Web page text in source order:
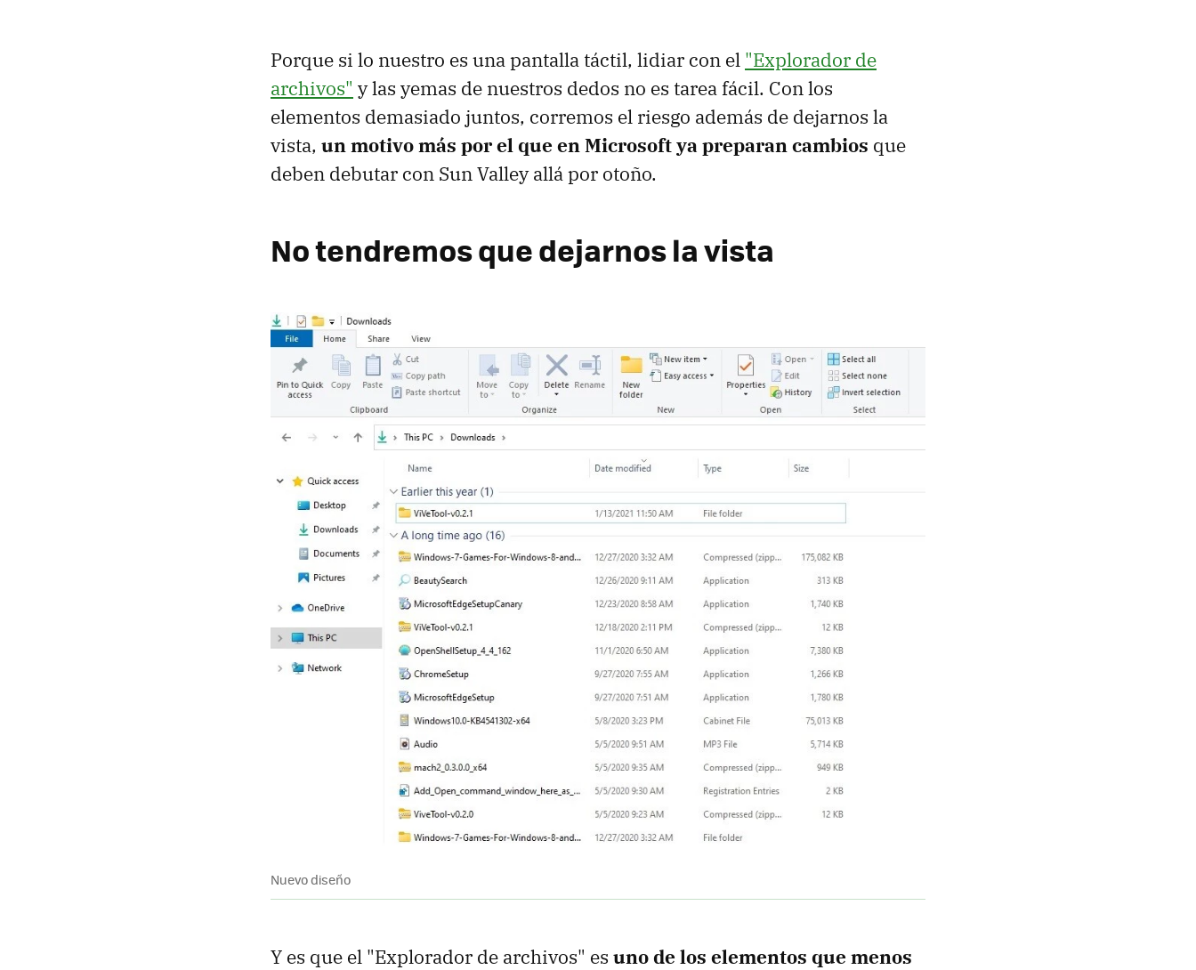
Porque si lo nuestro es una pantalla táctil, lidiar con el "Explorador de
archivos" y las yemas de nuestros dedos no es tarea fácil. Con los
elementos demasiado juntos, corremos el riesgo además de dejarnos la
vista, un motivo más por el que en Microsoft ya preparan cambios que
deben debutar con Sun Valley allá por otoño.
No tendremos que dejarnos la vista
Nuevo diseño
Y es que el "Explorador de archivos" es uno de los elementos que menos